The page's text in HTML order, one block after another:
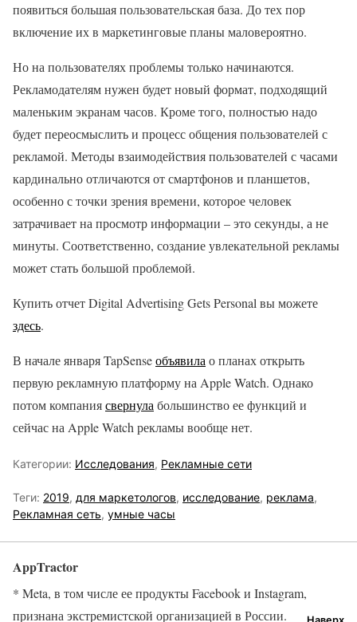
появиться большая пользовательская база. До тех пор
включение их в маркетинговые планы маловероятно.
Но на пользователях проблемы только начинаются.
Рекламодателям нужен будет новый формат, подходящий
маленьким экранам часов. Кроме того, полностью надо
будет переосмыслить и процесс общения пользователей с
рекламой. Методы взаимодействия пользователей с часами
кардинально отличаются от смартфонов и планшетов,
особенно с точки зрения времени, которое человек
затрачивает на просмотр информации – это секунды, а не
минуты. Соответственно, создание увлекательной рекламы
может стать большой проблемой.
Купить отчет Digital Advertising Gets Personal вы можете
здесь.
В начале января TapSenseобъявила о планах открыть
первую рекламную платформу на Apple Watch. Однако
потом компаниясвернула большинство ее функций и
сейчас на Apple Watch рекламы вообще нет.
Категории: Исследования, Рекламные сети
Теги: 2019, для маркетологов, исследование, реклама,
Рекламная сеть, умные часы
AppTractor
* Meta, в том числе ее продукты Facebook и Instagram,
признана экстремистской организацией в России.